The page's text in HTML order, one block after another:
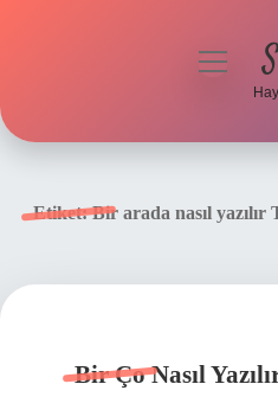
menüyü
Etiket:Bir arada nasıl yazılır
Bir Ço Nasıl